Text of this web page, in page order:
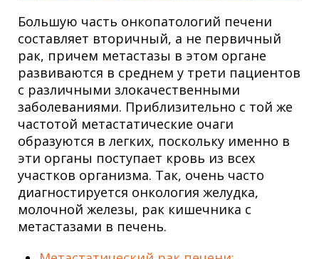
Большую часть онкопатологий печени
составляет вторичный, а не первичный
рак, причем метастазы в этом органе
развиваются в среднем у трети пациентов
с различными злокачественными
заболеваниями. Приблизительно с той же
частотой метастатические очаги
образуются в легких, поскольку именно в
эти органы поступает кровь из всех
участков организма. Так, очень часто
диагностируется онкология желудка,
молочной железы, рак кишечника с
метастазами в печень.